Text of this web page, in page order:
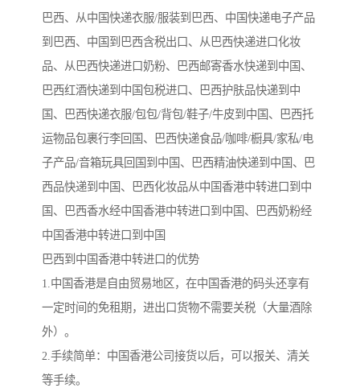
巴西、从中国快递衣服/服装到巴西、中国快递电子产品
到巴西、中国到巴西含税出口、从巴西快递进口化妆
品、从巴西快递进口奶粉、巴西邮寄香水快递到中国、
巴西红酒快递到中国包税进口、巴西护肤品快递到中
国、巴西快递衣服/包包/背包/鞋子/牛皮到中国、巴西托
运物品包裹行李回国、巴西快递食品/咖啡/橱具/家私/电
子产品/音箱玩具回国到中国、巴西精油快递到中国、巴
西品快递到中国、巴西化妆品从中国香港中转进口到中
国、巴西香水经中国香港中转进口到中国、巴西奶粉经
中国香港中转进口到中国
巴西到中国香港中转进口的优势
1.中国香港是自由贸易地区，在中国香港的码头还享有
一定时间的免租期，进出口货物不需要关税（大量酒除
外）。
2.手续简单：中国香港公司接货以后，可以报关、清关
等手续。